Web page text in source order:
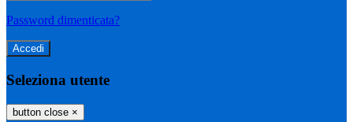
Password dimenticata?
Seleziona utente
button close ×